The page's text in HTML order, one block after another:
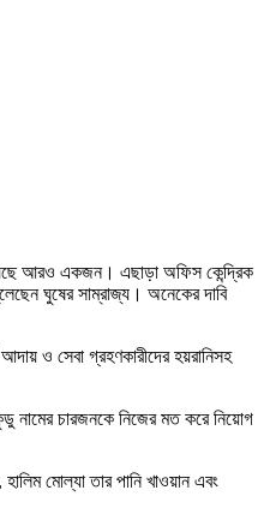
আরও একজন। এছাড়া অফিস কেন্দ্রিক
ঘুষের সাম্রাজ্য। অনেকের দাবি
ও সেবা গ্রহণকারীদের হয়রানিসহ
নামের চারজনকে নিজের মত করে নিয়োগ
মোল্যা তার পানি খাওয়ান এবং